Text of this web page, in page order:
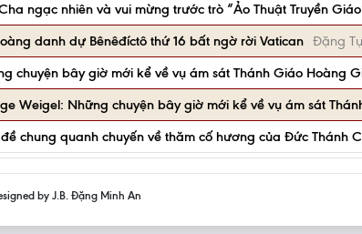
ngạc nhiên và vui mừng trước trò “Ảo Thuật Truyền
danh dự Bênêđíctô thứ 16 bất ngờ rời Vatican Đặng
chuyện bây giờ mới kể về vụ ám sát Thánh Giáo Hoàng
Weigel: Những chuyện bây giờ mới kể về vụ ám sát
chung quanh chuyến về thăm cố hương của Đức Thánh
by J.B. Đặng Minh An